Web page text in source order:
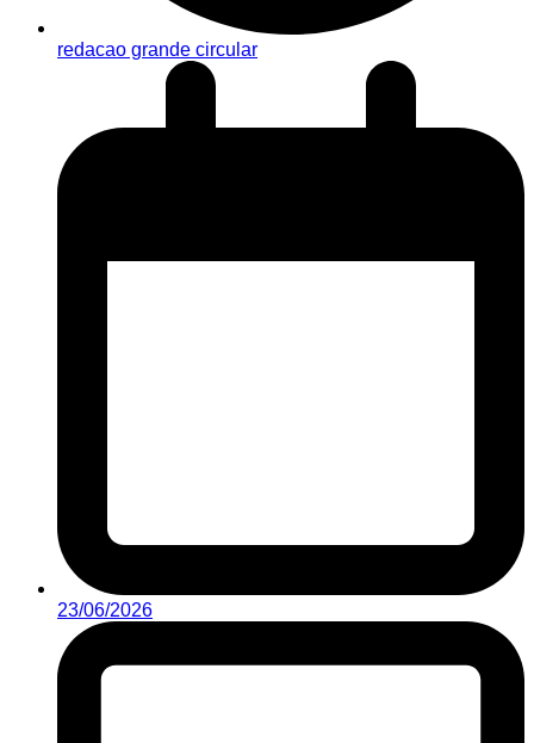
redacao grande circular
23/06/2026